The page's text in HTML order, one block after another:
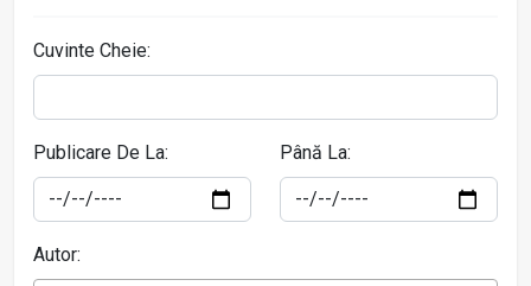
Cuvinte Cheie:
Publicare De La: Până La:
Autor: